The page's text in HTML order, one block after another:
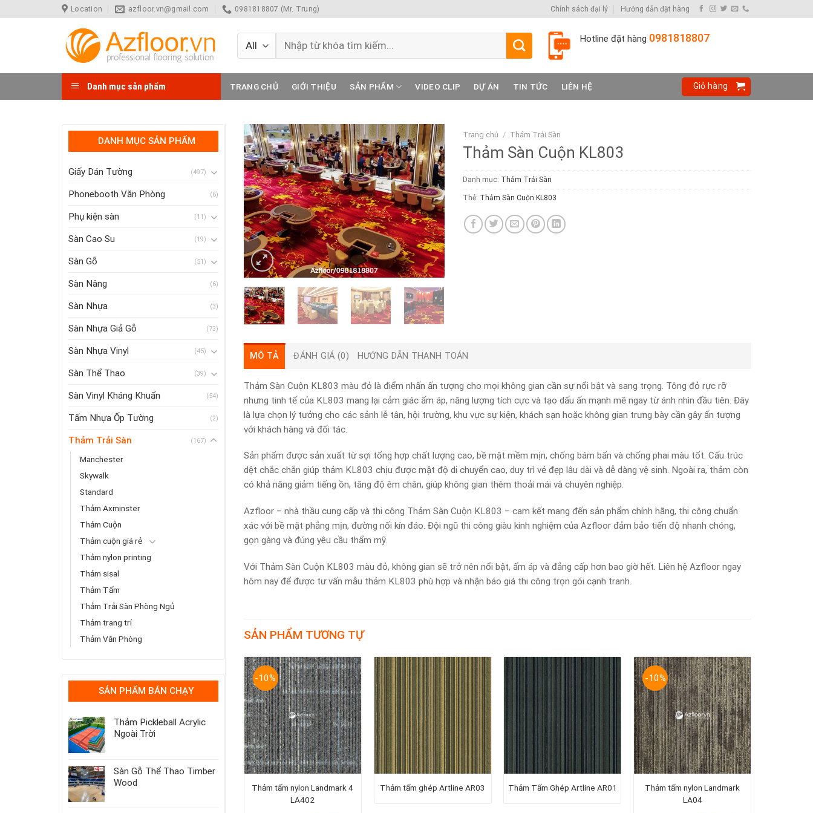
to
Location azfloor.vn@gmail.com 0981818807 (Mr. Trung) Chính sách đại lý Hướng dẫn đặt hàng
Tìm
kiếm:
Hotline đặt hàng 0981818807
Danh mục sản phẩm TRANG CHỦ GIỚI THIỆU SẢN PHẨM VIDEO CLIP DỰ ÁN TIN TỨC LIÊN HỆ Giỏ hàng
DANH MỤC SẢN PHẨM
Giấy Dán Tường (497)
Phonebooth Văn Phòng (6)
Phụ kiện sàn (11)
Sàn Cao Su (19)
Sàn Gỗ (51)
Sàn Nâng (6)
Sàn Nhựa (3)
Sàn Nhựa Giả Gỗ (73)
Sàn Nhựa Vinyl (45)
Sàn Thể Thao (39)
Sàn Vinyl Kháng Khuẩn (54)
Tấm Nhựa Ốp Tường (2)
Thảm Trải Sàn (167)
Manchester
Skywalk
Standard
Thảm Axminster
Thảm Cuộn
Thảm cuộn giá rẻ
Thảm nylon printing
Thảm sisal
Thảm Tấm
Thảm Trải Sàn Phòng Ngủ
Thảm trang trí
Thảm Văn Phòng
SẢN PHẨM BÁN CHẠY
Thảm Pickleball Acrylic
Ngoài Trời
Sàn Gỗ Thể Thao Timber
Wood
Trang chủ / Thảm Trải Sàn
Thảm Sàn Cuộn KL803
Danh mục: Thảm Trải Sàn
Thẻ: Thảm Sàn Cuộn KL803
MÔ TẢ ĐÁNH GIÁ (0) HƯỚNG DẪN THANH TOÁN
Thảm Sàn Cuộn KL803 màu đỏ là điểm nhấn ấn tượng cho mọi không gian cần sự nổi bật và sang trọng. Tông đỏ rực rỡ
nhưng tinh tế của KL803 mang lại cảm giác ấm áp, năng lượng tích cực và tạo dấu ấn mạnh mẽ ngay từ ánh nhìn đầu tiên. Đây
là lựa chọn lý tưởng cho các sảnh lễ tân, hội trường, khu vực sự kiện, khách sạn hoặc không gian trưng bày cần gây ấn tượng
với khách hàng và đối tác.
Sản phẩm được sản xuất từ sợi tổng hợp chất lượng cao, bề mặt mềm mịn, chống bám bẩn và chống phai màu tốt. Cấu trúc
dệt chắc chắn giúp thảm KL803 chịu được mật độ di chuyển cao, duy trì vẻ đẹp lâu dài và dễ dàng vệ sinh. Ngoài ra, thảm còn
có khả năng giảm tiếng ồn, tăng độ êm chân, giúp không gian thêm thoải mái và chuyên nghiệp.
Azfloor – nhà thầu cung cấp và thi công Thảm Sàn Cuộn KL803 – cam kết mang đến sản phẩm chính hãng, thi công chuẩn
xác với bề mặt phẳng mịn, đường nối kín đáo. Đội ngũ thi công giàu kinh nghiệm của Azfloor đảm bảo tiến độ nhanh chóng,
gọn gàng và đúng yêu cầu thẩm mỹ.
Với Thảm Sàn Cuộn KL803 màu đỏ, không gian sẽ trở nên nổi bật, ấm áp và đẳng cấp hơn bao giờ hết. Liên hệ Azfloor ngay
hôm nay để được tư vấn mẫu thảm KL803 phù hợp và nhận báo giá thi công trọn gói cạnh tranh.
SẢN PHẨM TƯƠNG TỰ
-10%
Thảm tấm nylon Landmark 4
LA402
Thảm tấm ghép Artline AR03 Thảm Tấm Ghép Artline AR01
-10%
Thảm tấm nylon Landmark
LA04
tấm Champion C01
Thảm nylon cao cấp trải sàn